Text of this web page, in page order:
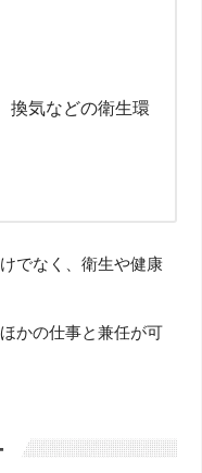
換気などの衛生環
でなく、衛生や健康
かの仕事と兼任が可